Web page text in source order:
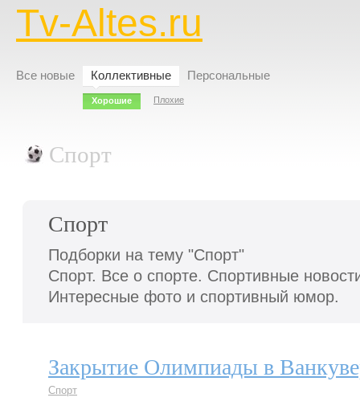
Tv-Altes.ru
Все новые Коллективные
Хорошие Плохие
Персональные
Спорт
Спорт
Подборки на тему "Спорт"
Спорт. Все о спорте. Спортивные
Интересные фото и спортивный юмор.
Закрытие Олимпиады в
Спорт